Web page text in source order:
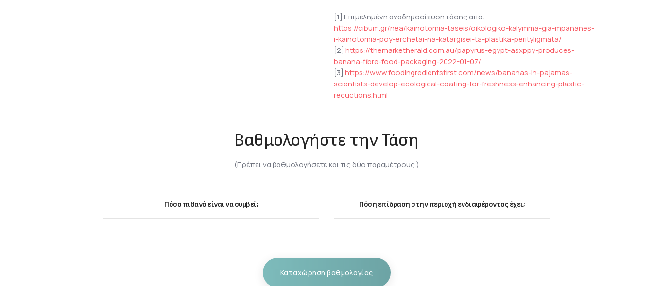
[1] Επιμελημένη αναδημοσίευση τάσης από:
https://cibum.gr/nea/kainotomia-taseis/oikologiko-kalymma-gia-mpananes-
i-kainotomia-poy-erchetai-na-katargisei-ta-plastika-perityligmata/
[2] https://themarketherald.com.au/papyrus-egypt-asxppy-produces-
banana-fibre-food-packaging-2022-01-07/
[3] https://www.foodingredientsfirst.com/news/bananas-in-pajamas-
scientists-develop-ecological-coating-for-freshness-enhancing-plastic-
reductions.html
Βαθμολογήστε την Τάση
(Πρέπει να βαθμολογήσετε και τις δύο παραμέτρους.)
Πόσο πιθανό είναι να συμβεί; Πόση επίδραση στην περιοχή ενδιαφέροντος έχει;
Καταχώρηση βαθμολογίας